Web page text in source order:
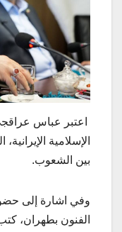
اعتبر عباس
الإسلامية
بين الشعوب.
وفي اشارة إلى
الفنون بطهران،